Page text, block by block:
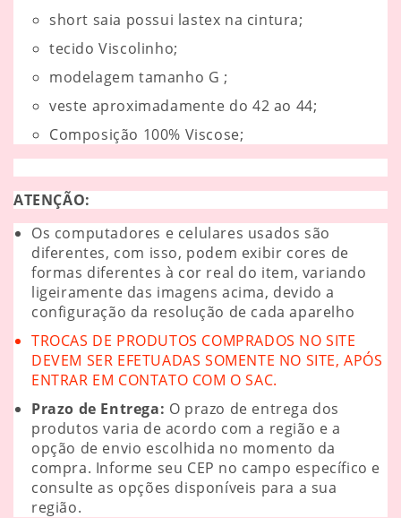
short saia possui lastex na cintura;
tecido Viscolinho;
modelagem tamanho G ;
veste aproximadamente do 42 ao 44;
Composição 100% Viscose;
ATENÇÃO:
Os computadores e celulares usados são
diferentes, com isso, podem exibir cores de
formas diferentes à cor real do item, variando
ligeiramente das imagens acima, devido a
configuração da resolução de cada aparelho
TROCAS DE PRODUTOS COMPRADOS NO SITE
DEVEM SER EFETUADAS SOMENTE NO SITE, APÓS
ENTRAR EM CONTATO COM O SAC.
Prazo de Entrega: O prazo de entrega dos
produtos varia de acordo com a região e a
opção de envio escolhida no momento da
compra. Informe seu CEP no campo específico e
consulte as opções disponíveis para a sua
região.